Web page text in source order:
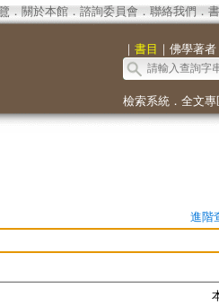
． 關於本館． 諮詢委員會． 聯絡我們 ．
｜ 書目 ｜ 佛學著者
檢索系統． 全文專
進階